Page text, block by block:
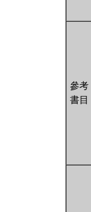
參考
書目